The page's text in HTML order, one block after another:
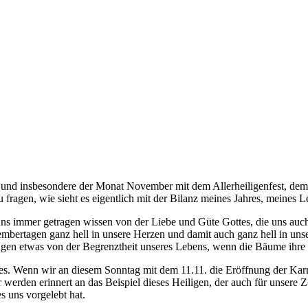
insbesondere der Monat November mit dem Allerheiligenfest,
wie sieht es eigentlich mit der Bilanz meines Jahres, meines
immer getragen wissen von der Liebe und Güte Gottes, die uns
ganz hell in unsere Herzen und damit auch ganz hell in
etwas von der Begrenztheit unseres Lebens, wenn die Bäume
Wenn wir an diesem Sonntag mit dem 11.11. die Eröffnung der
erinnert an das Beispiel dieses Heiligen, der auch für
uns vorgelebt hat.